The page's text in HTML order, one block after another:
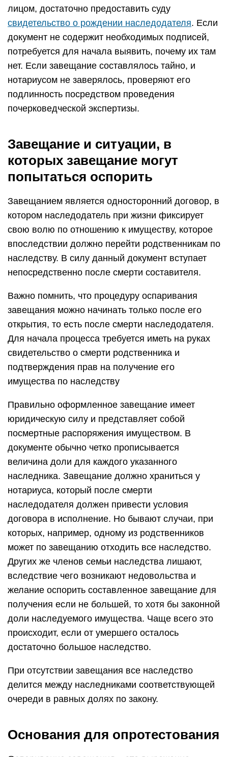
лицом, достаточно предоставить суду
свидетельство о рождении наследодателя. Если
документ не содержит необходимых подписей,
потребуется для начала выявить, почему их там
нет. Если завещание составлялось тайно, и
нотариусом не заверялось, проверяют его
подлинность посредством проведения
почерковедческой экспертизы.
Завещание и ситуации, в
которых завещание могут
попытаться оспорить
Завещанием является односторонний договор, в
котором наследодатель при жизни фиксирует
свою волю по отношению к имуществу, которое
впоследствии должно перейти родственникам по
наследству. В силу данный документ вступает
непосредственно после смерти составителя.
Важно помнить, что процедуру оспаривания
завещания можно начинать только после его
открытия, то есть после смерти наследодателя.
Для начала процесса требуется иметь на руках
свидетельство о смерти родственника и
подтверждения прав на получение его
имущества по наследству
Правильно оформленное завещание имеет
юридическую силу и представляет собой
посмертные распоряжения имуществом. В
документе обычно четко прописывается
величина доли для каждого указанного
наследника. Завещание должно храниться у
нотариуса, который после смерти
наследодателя должен привести условия
договора в исполнение. Но бывают случаи, при
которых, например, одному из родственников
может по завещанию отходить все наследство.
Других же членов семьи наследства лишают,
вследствие чего возникают недовольства и
желание оспорить составленное завещание для
получения если не большей, то хотя бы законной
доли наследуемого имущества. Чаще всего это
происходит, если от умершего осталось
достаточно большое наследство.
При отсутствии завещания все наследство
делится между наследниками соответствующей
очереди в равных долях по закону.
Основания для опротестования